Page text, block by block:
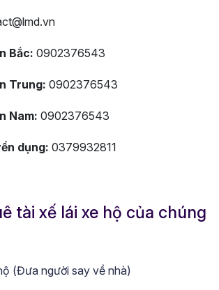
Bắc: 0902376543
Trung: 0902376543
Nam: 0902376543
dụng: 0379932811
tài xế lái xe hộ của chúng
(Đưa người say về nhà)